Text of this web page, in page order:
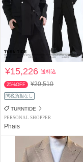
¥15,226送料込
25%OFF ¥20,510
関税負担なし
TURNTIDE
PERSONAL SHOPPER
Phais